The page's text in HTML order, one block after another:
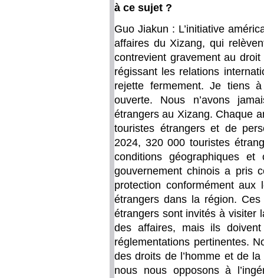
à ce sujet ?
Guo Jiakun : L’initiative
affaires du Xizang, qui
contrevient gravement au
régissant les relations
rejette fermement. Je tiens
ouverte. Nous n’avons
étrangers au Xizang. Chaque
touristes étrangers et de
2024, 320 000 touristes
conditions géographiques
gouvernement chinois a pris
protection conformément aux
étrangers dans la région.
étrangers sont invités à visiter
des affaires, mais ils
réglementations pertinentes.
des droits de l’homme et de
nous nous opposons à